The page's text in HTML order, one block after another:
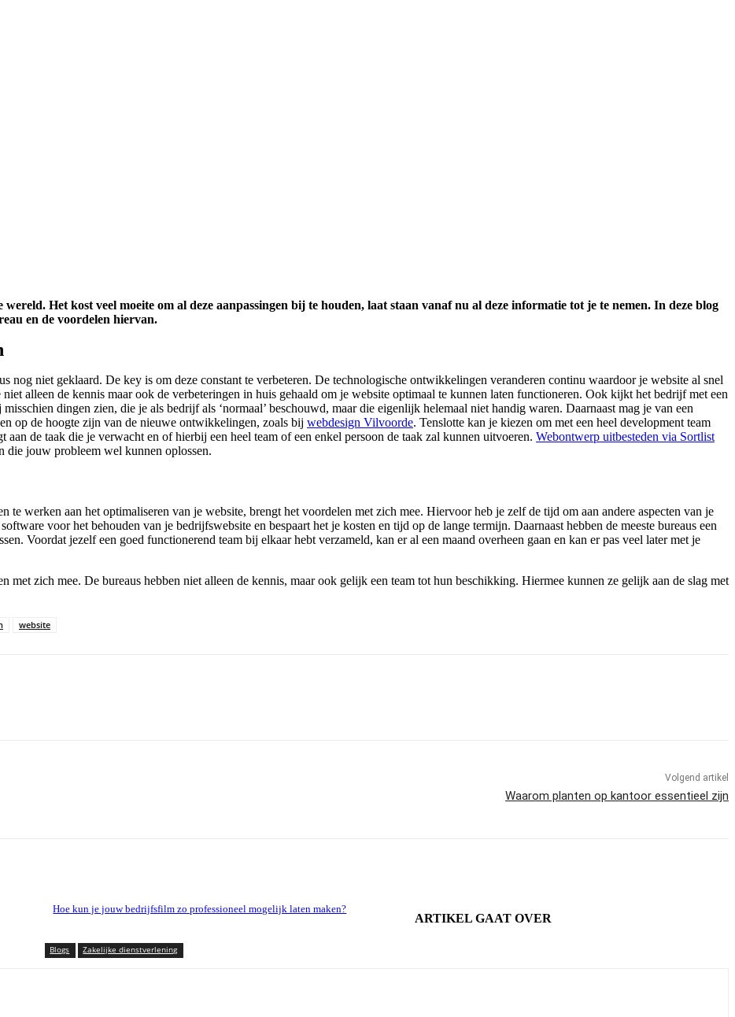
Het kost veel moeite om al deze aanpassingen bij te houden, laat staan vanaf nu al deze informatie tot je te nemen. In deze blog
en de voordelen hiervan.
nog niet geklaard. De key is om deze constant te verbeteren. De technologische ontwikkelingen veranderen continu waardoor je website al snel
alleen de kennis maar ook de verbeteringen in huis gehaald om je website optimaal te kunnen laten functioneren. Ook kijkt het bedrijf met een
dingen zien, die je als bedrijf als ‘normaal’ beschouwd, maar die eigenlijk helemaal niet handig waren. Daarnaast mag je van een
op de hoogte zijn van de nieuwe ontwikkelingen, zoals bij webdesign Vilvoorde. Tenslotte kan je kiezen om met een heel development team
aan de taak die je verwacht en of hierbij een heel team of een enkel persoon de taak zal kunnen uitvoeren. Webontwerp uitbesteden via Sortlist
die jouw probleem wel kunnen oplossen.
te werken aan het optimaliseren van je website, brengt het voordelen met zich mee. Hiervoor heb je zelf de tijd om aan andere aspecten van je
voor het behouden van je bedrijfswebsite en bespaart het je kosten en tijd op de lange termijn. Daarnaast hebben de meeste bureaus een
Voordat jezelf een goed functionerend team bij elkaar hebt verzameld, kan er al een maand overheen gaan en kan er pas veel later met je
met zich mee. De bureaus hebben niet alleen de kennis, maar ook gelijk een team tot hun beschikking. Hiermee kunnen ze gelijk aan de slag met
website
Volgend artikel
Waarom planten op kantoor essentieel zijn
Hoe kun je jouw bedrijfsfilm zo professioneel mogelijk laten maken?
ARTIKEL GAAT OVER
Blogs Zakelijke dienstverlening